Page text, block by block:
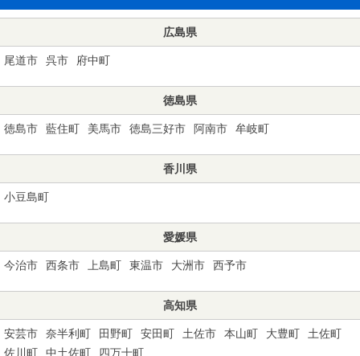
広島県
尾道市 呉市 府中町
徳島県
徳島市 藍住町 美馬市 徳島三好市 阿南市 牟岐町
香川県
小豆島町
愛媛県
今治市 西条市 上島町 東温市 大洲市 西予市
高知県
安芸市 奈半利町 田野町 安田町 土佐市 本山町 大豊町
土佐町
佐川町
中土佐町 四万十町